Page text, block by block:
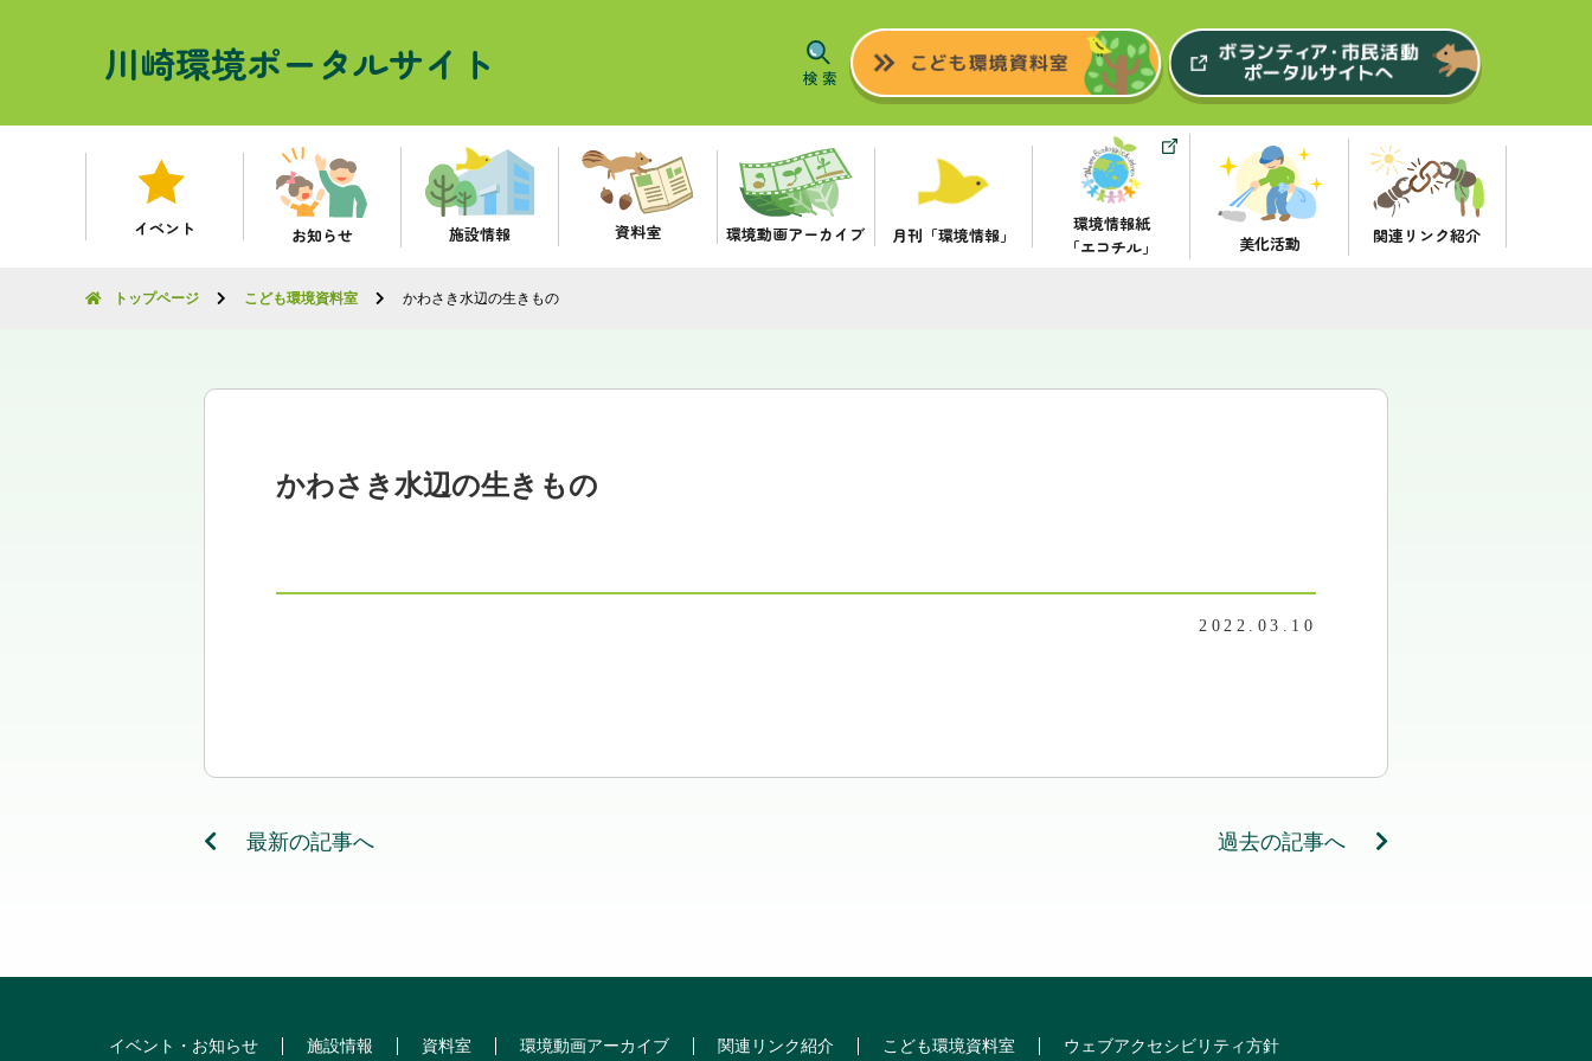
川崎環境ポータルサイト
イベント お知らせ 施設情報 資料室 環境動画アーカイブ 月刊「環境情報」
環境情報紙
「エコチル」
美化活動 関連リンク紹介
トップページ こども環境資料室 かわさき水辺の生きもの
かわさき水辺の生きもの
2022.03.10
最新の記事へ 過去の記事へ
イベント・お知らせ 施設情報 資料室 環境動画アーカイブ 関連リンク紹介 こども環境資料室 ウェブアクセシビリティ方針